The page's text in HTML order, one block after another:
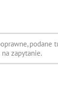
podane
zapytanie.